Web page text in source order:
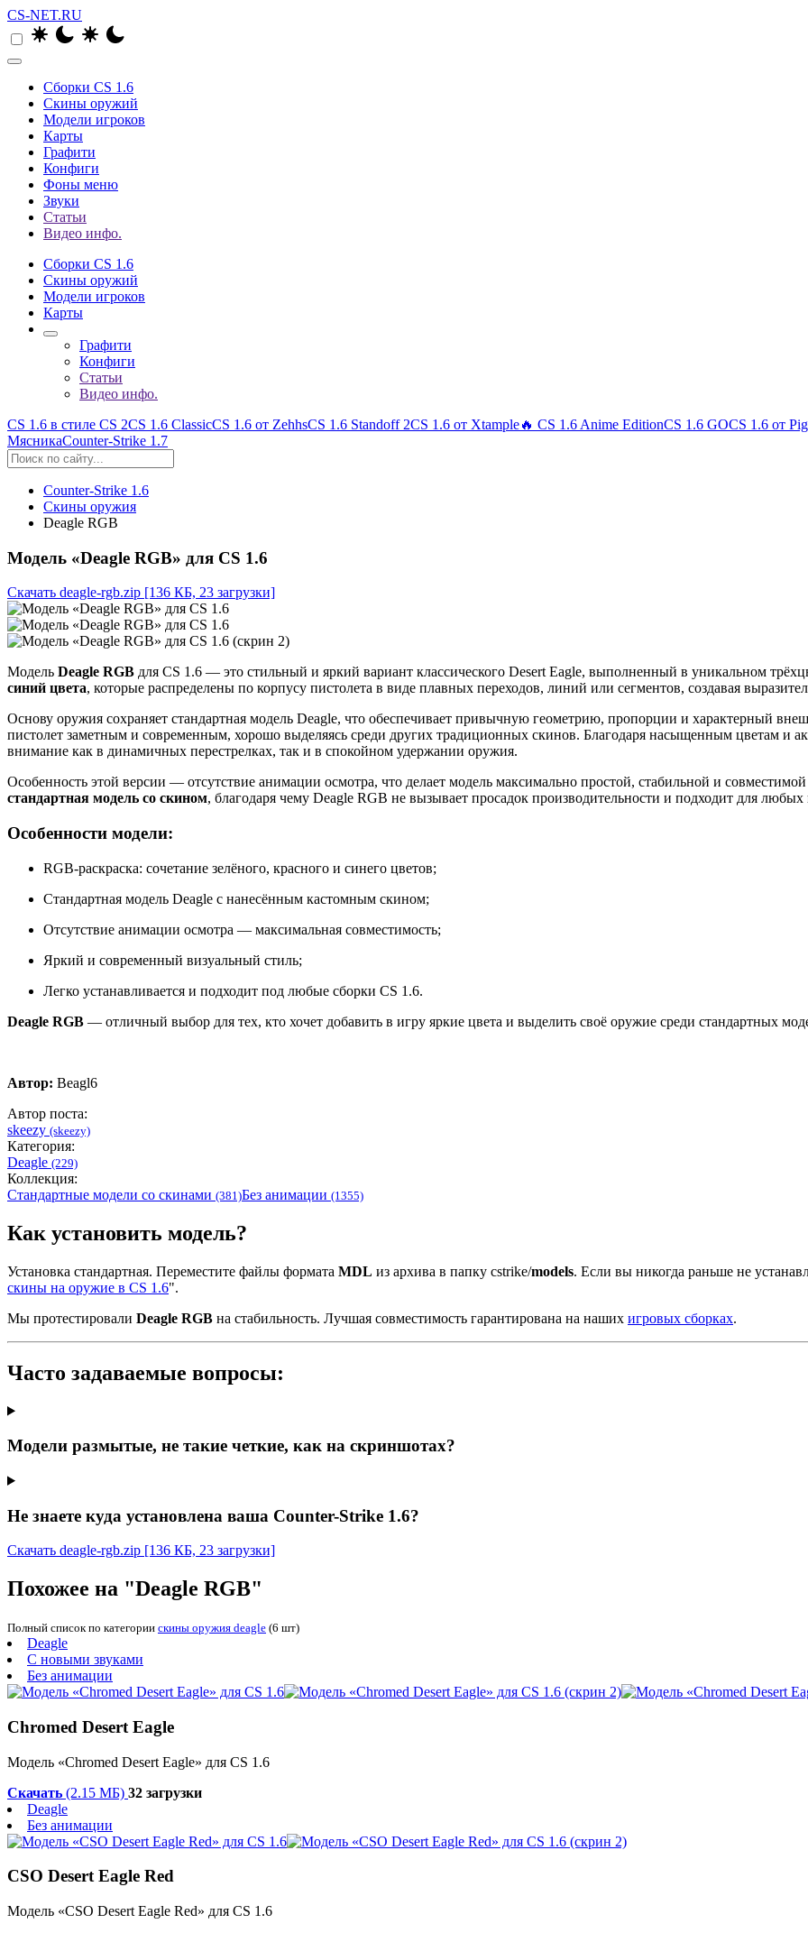
CS-NET.RU
Сборки CS 1.6
Скины оружий
Модели игроков
Карты
Графити
Конфиги
Фоны меню
Звуки
Статьи
Видео инфо.
Сборки CS 1.6
Скины оружий
Модели игроков
Карты
Графити
Конфиги
Статьи
Видео инфо.
CS 1.6 в стиле CS 2CS 1.6 ClassicCS 1.6 от ZehhsCS 1.6 Standoff 2CS 1.6 от Xtample🔥 CS 1.6 Anime EditionCS 1.6 GOCS 1.6 от
МясникаCounter-Strike 1.7
Counter-Strike 1.6
Скины оружия
Deagle RGB
Модель «Deagle RGB» для CS 1.6
Скачать deagle-rgb.zip [136 КБ, 23 загрузки]
Модель Deagle RGB для CS 1.6 — это стильный и яркий вариант классического Desert Eagle, выполненный в уникальном
синий цвета, которые распределены по корпусу пистолета в виде плавных переходов, линий или сегментов, создавая
Основу оружия сохраняет стандартная модель Deagle, что обеспечивает привычную геометрию, пропорции и характерный
пистолет заметным и современным, хорошо выделяясь среди других традиционных скинов. Благодаря насыщенным цветам и
внимание как в динамичных перестрелках, так и в спокойном удержании оружия.
Особенность этой версии — отсутствие анимации осмотра, что делает модель максимально простой, стабильной и
стандартная модель со скином, благодаря чему Deagle RGB не вызывает просадок производительности и подходит для
Особенности модели:
RGB-раскраска: сочетание зелёного, красного и синего цветов;
Стандартная модель Deagle с нанесённым кастомным скином;
Отсутствие анимации осмотра — максимальная совместимость;
Яркий и современный визуальный стиль;
Легко устанавливается и подходит под любые сборки CS 1.6.
Deagle RGB — отличный выбор для тех, кто хочет добавить в игру яркие цвета и выделить своё оружие среди стандартных
Автор: Beagl6
Автор поста:
skeezy (skeezy)
Категория:
Deagle (229)
Коллекция:
Стандартные модели со скинами (381)Без анимации (1355)
Как установить модель?
Установка стандартная. Переместите файлы формата MDL из архива в папку cstrike/models. Если вы никогда раньше не
скины на оружие в CS 1.6".
Мы протестировали Deagle RGB на стабильность. Лучшая совместимость гарантирована на наших игровых сборках.
Часто задаваемые вопросы:
Модели размытые, не такие четкие, как на скриншотах?
Не знаете куда установлена ваша Counter-Strike 1.6?
Скачать deagle-rgb.zip [136 КБ, 23 загрузки]
Похожее на "Deagle RGB"
Полный список по категории скины оружия deagle (6 шт)
Deagle
С новыми звуками
Без анимации
Chromed Desert Eagle
Модель «Chromed Desert Eagle» для CS 1.6
Скачать (2.15 МБ) 32 загрузки
Deagle
Без анимации
CSO Desert Eagle Red
Модель «CSO Desert Eagle Red» для CS 1.6